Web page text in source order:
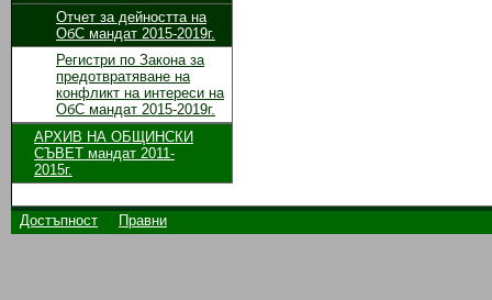
Отчет за дейността на
ОбС мандат 2015-2019г.
Регистри по Закона за
предотвратяване на
конфликт на интереси на
ОбС мандат 2015-2019г.
АРХИВ НА ОБЩИНСКИ
СЪВЕТ мандат 2011-
2015г.
Достъпност Правни